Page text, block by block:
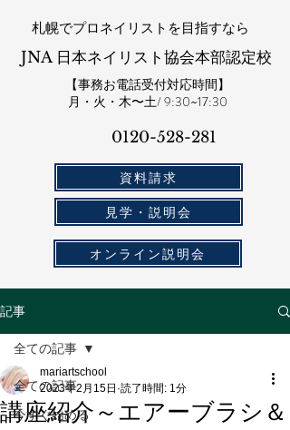
札幌​でプロネイリストを目指すなら
JNA 日本ネイリスト協会本部認定校
【事務お電話受付対応時間】
​月・火・木〜土/ 9:30~17:30
0120-528-281​
資料請求
見学・説明会
オンライン説明会
記事
全ての記事
今すぐ始める
全ての記事
講座紹介～エアーブラシ＆
mariartschool
2023年2月15日 読了時間: 1分